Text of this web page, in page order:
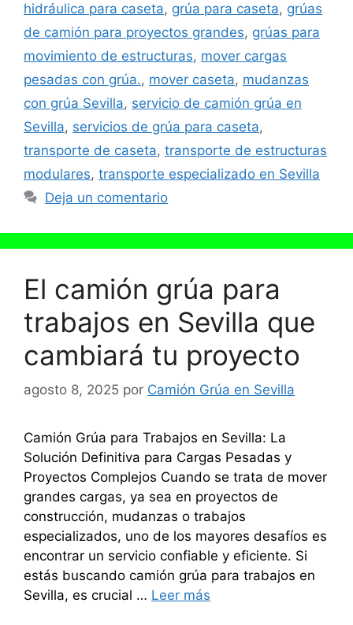
hidráulica para caseta, grúa para caseta, grúas
de camión para proyectos grandes, grúas para
movimiento de estructuras, mover cargas
pesadas con grúa., mover caseta, mudanzas
con grúa Sevilla, servicio de camión grúa en
Sevilla, servicios de grúa para caseta,
transporte de caseta, transporte de estructuras
modulares, transporte especializado en Sevilla
Deja un comentario
El camión grúa para
trabajos en Sevilla que
cambiará tu proyecto
agosto 8, 2025 por Camión Grúa en Sevilla
Camión Grúa para Trabajos en Sevilla: La
Solución Definitiva para Cargas Pesadas y
Proyectos Complejos Cuando se trata de mover
grandes cargas, ya sea en proyectos de
construcción, mudanzas o trabajos
especializados, uno de los mayores desafíos es
encontrar un servicio confiable y eficiente. Si
estás buscando camión grúa para trabajos en
Sevilla, es crucial … Leer más